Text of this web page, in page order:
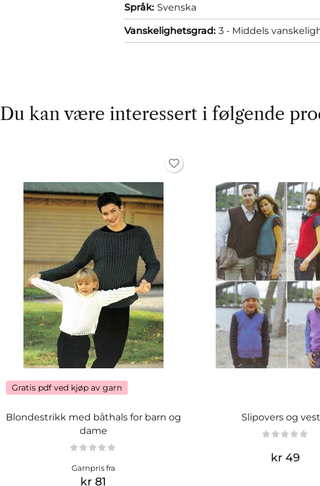
Språk: Svenska
Vanskelighetsgrad: 3 - Middels
Du kan være interessert i følgende
Gratis pdf ved kjøp av garn
Blondestrikk med båthals for barn og
dame
Garnpris fra
kr 81
Slipovers og
kr 49